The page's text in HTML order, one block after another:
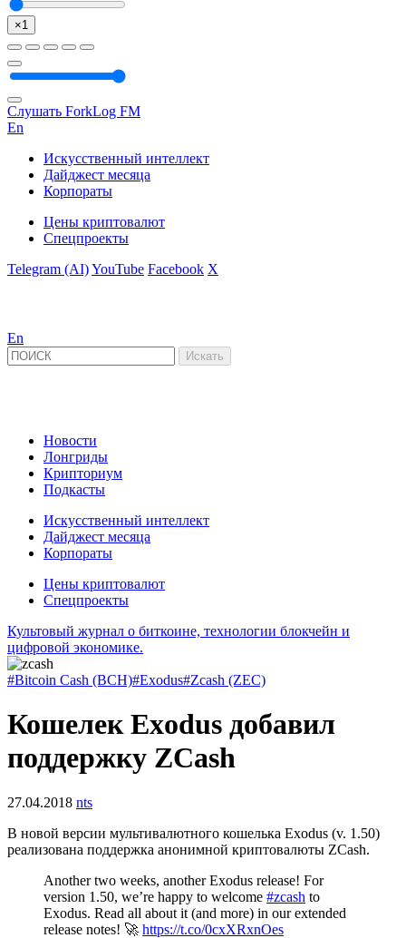
×1
Слушать ForkLog FM
En
Искусственный интеллект
Дайджест месяца
Корпораты
Цены криптовалют
Спецпроекты
Telegram (AI)YouTube Facebook X
En
Новости
Лонгриды
Крипториум
Подкасты
Искусственный интеллект
Дайджест месяца
Корпораты
Цены криптовалют
Спецпроекты
Культовый журнал о биткоине, технологии блокчейн и
цифровой экономике.
#Bitcoin Cash (BCH)#Exodus#Zcash (ZEC)
Кошелек Exodus добавил
поддержку ZCash
27.04.2018 nts
В новой версии мультивалютного кошелька Exodus (v. 1.50)
реализована поддержка анонимной криптовалюты ZCash.
Another two weeks, another Exodus release! For
version 1.50, we’re happy to welcome #zcash to
Exodus. Read all about it (and more) in our extended
release notes! 🚀 https://t.co/0cxXRxnOes